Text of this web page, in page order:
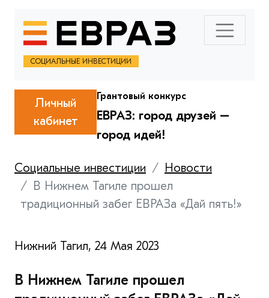
СОЦИАЛЬНЫЕ ИНВЕСТИЦИИ
Личный
кабинет
Грантовый конкурс
ЕВРАЗ: город друзей –
город идей!
Социальные инвестиции
Новости
В Нижнем Тагиле прошел
традиционный забег ЕВРАЗа «Дай пять!»
Нижний Тагил, 24 Мая 2023
В Нижнем Тагиле прошел